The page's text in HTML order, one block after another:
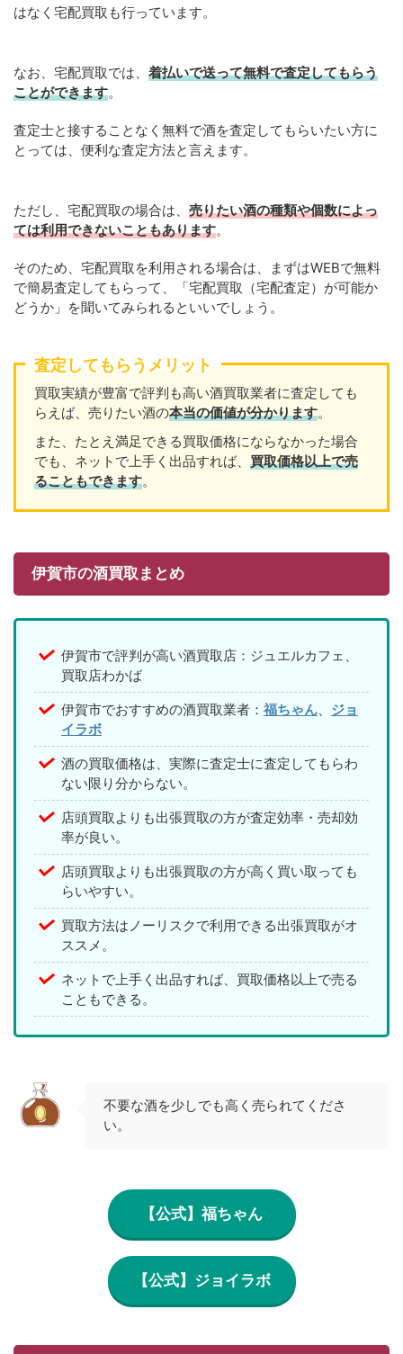
はなく宅配買取も行っています。
なお、宅配買取では、 着払いで送って無料で査定してもらう
ことができます。
査定士と接することなく無料で酒を査定してもらいたい方に
とっては、便利な査定方法と言えます。
ただし、宅配買取の場合は、 売りたい酒の種類や個数によっ
ては利用できないこともあります。
そのため、宅配買取を利用される場合は、まずはWEBで無料
で簡易査定してもらって、「宅配買取（宅配査定）が可能か
どうか」を聞いてみられるといいでしょう。
査定してもらうメリット
買取実績が豊富で評判も高い酒買取業者に査定しても
らえば、売りたい酒の本当の価値が分かります。
また、たとえ満足できる買取価格にならなかった場合
でも、ネットで上手く出品すれば、 買取価格以上で売
ることもできます。
伊賀市の酒買取まとめ
伊賀市で評判が高い酒買取店：ジュエルカフェ、
買取店わかば
伊賀市でおすすめの酒買取業者： 福ちゃん
ジョ
イラボ
酒の買取価格は、実際に査定士に査定してもらわ
ない限り分からない。
店頭買取よりも出張買取の方が査定効率・売却効
率が良い。
店頭買取よりも出張買取の方が高く買い取っても
らいやすい。
買取方法はノーリスクで利用できる出張買取がオ
ススメ。
ネットで上手く出品すれば、買取価格以上で売る
こともできる。
不要な酒を少しでも高く売られてくださ
い。
【公式】福ちゃん
【公式】ジョイラボ